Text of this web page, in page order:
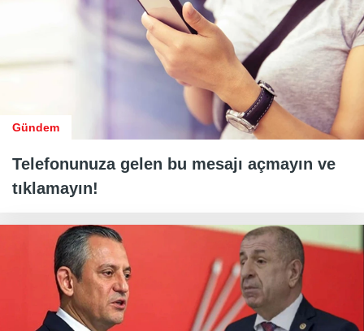
Gündem
Telefonunuza gelen bu mesajı açmayın ve
tıklamayın!